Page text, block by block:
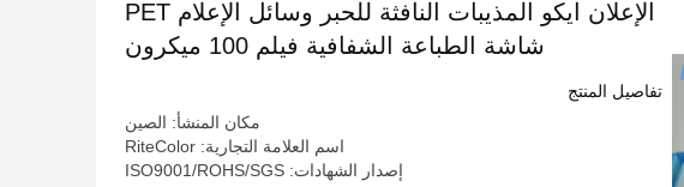
الإعلان ايكو المذيبات النافثة للحبر وسائل الإعلام PET
شاشة الطباعة الشفافية فيلم 100 ميكرون
تفاصيل المنتج
مكان المنشأ: الصين
اسم العلامة التجارية: RiteColor
إصدار الشهادات: ISO9001/ROHS/SGS